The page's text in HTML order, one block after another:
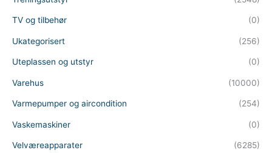
TV og tilbehør (0)
Ukategorisert (256)
Uteplassen og utstyr (0)
Varehus (10000)
Varmepumper og aircondition (254)
Vaskemaskiner (0)
Velværeapparater (6285)